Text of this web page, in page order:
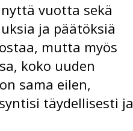
vuotta sekä
ja päätöksiä
mutta myös
koko uuden
sama eilen,
täydellisesti ja